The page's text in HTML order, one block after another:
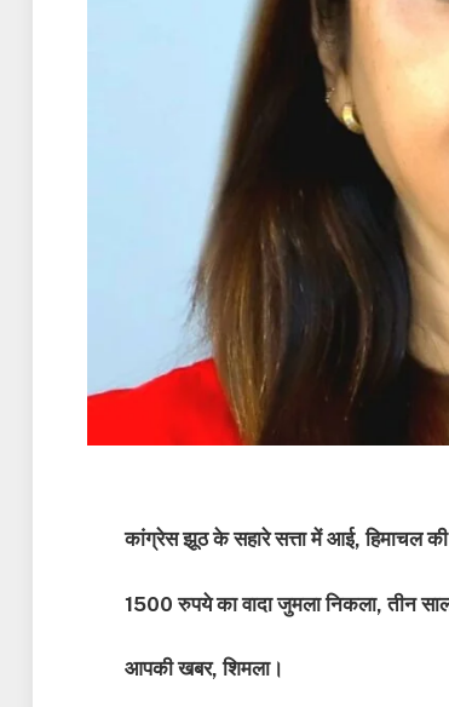
कांग्रेस झूठ के सहारे सत्ता में आई, हिमाचल
1500 रुपये का वादा जुमला निकला, तीन साल
आपकी खबर, शिमला।